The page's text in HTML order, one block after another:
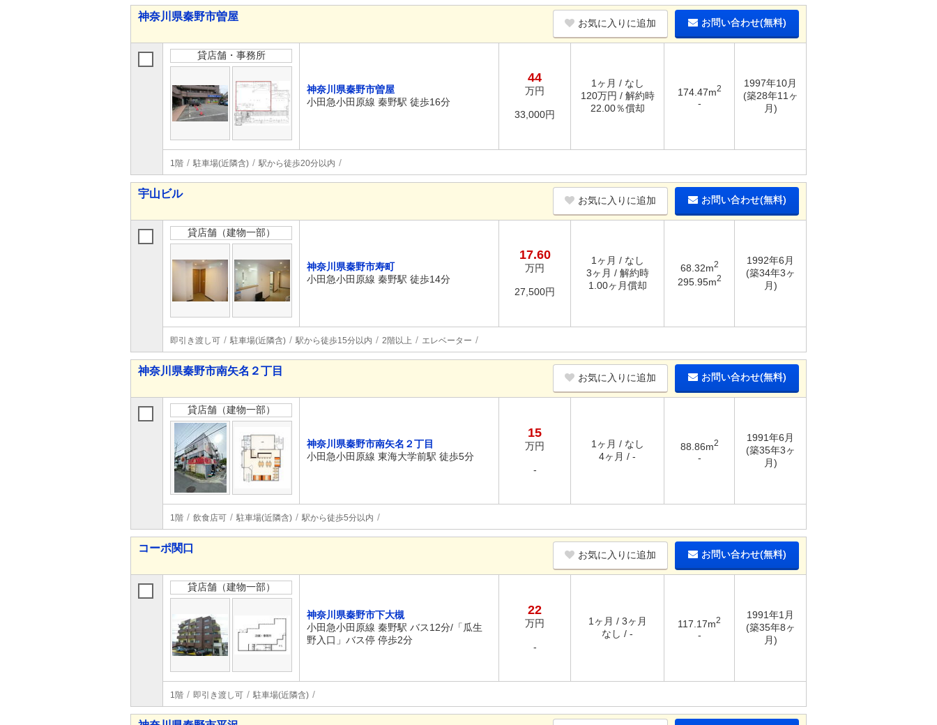
神奈川県秦野市曽屋
お気に入りに追加 お問い合わせ(無料)
貸店舗・事務所
神奈川県秦野市曽屋
小田急小田原線 秦野駅 徒歩16分
44
万円
33,000円
1ヶ月 / なし
120万円 / 解約時
22.00％償却
174.47m2
-
1997年10月
(築28年11ヶ
月)
1階 駐車場(近隣含) 駅から徒歩20分以内
宇山ビル
お気に入りに追加 お問い合わせ(無料)
貸店舗（建物一部）
神奈川県秦野市寿町
小田急小田原線 秦野駅 徒歩14分
17.60
万円
27,500円
1ヶ月 / なし
3ヶ月 / 解約時
1.00ヶ月償却
68.32m2
295.95m2
1992年6月
(築34年3ヶ
月)
即引き渡し可 駐車場(近隣含) 駅から徒歩15分以内 2階以上 エレベーター
神奈川県秦野市南矢名２丁目
お気に入りに追加 お問い合わせ(無料)
貸店舗（建物一部）
神奈川県秦野市南矢名２丁目
小田急小田原線 東海大学前駅 徒歩5分
15
万円
-
1ヶ月 / なし
4ヶ月 / -
88.86m2
-
1991年6月
(築35年3ヶ
月)
1階 飲食店可 駐車場(近隣含) 駅から徒歩5分以内
コーポ関口
お気に入りに追加 お問い合わせ(無料)
貸店舗（建物一部）
神奈川県秦野市下大槻
小田急小田原線 秦野駅 バス12分/「瓜生
野入口」バス停 停歩2分
22
万円
-
1ヶ月 / 3ヶ月
なし / -
117.17m2
-
1991年1月
(築35年8ヶ
月)
1階 即引き渡し可 駐車場(近隣含)